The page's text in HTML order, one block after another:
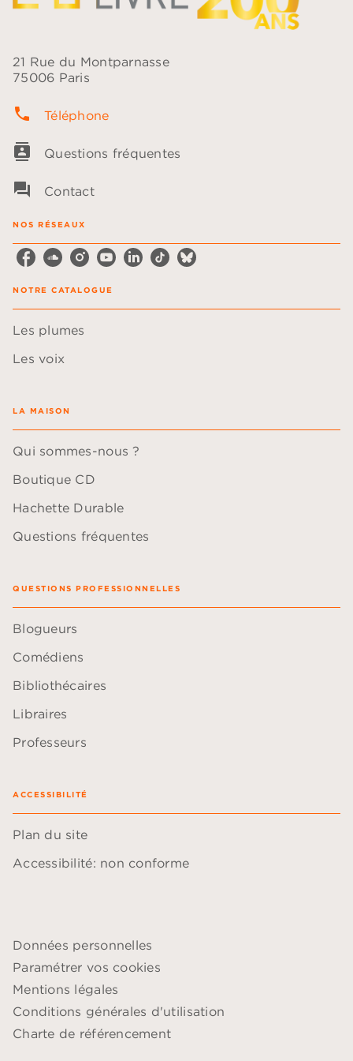
21 Rue du Montparnasse
75006 Paris
phone Téléphone
contacts Questions fréquentes
question_answer Contact
NOS RÉSEAUX
NOTRE CATALOGUE
Les plumes
Les voix
LA MAISON
Qui sommes-nous ?
Boutique CD
Hachette Durable
Questions fréquentes
QUESTIONS PROFESSIONNELLES
Blogueurs
Comédiens
Bibliothécaires
Libraires
Professeurs
ACCESSIBILITÉ
Plan du site
Accessibilité: non conforme
Données personnelles
Paramétrer vos cookies
Mentions légales
Conditions générales d'utilisation
Charte de référencement